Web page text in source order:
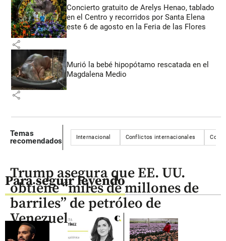
Concierto gratuito de Arelys Henao, tablado
en el Centro y recorridos por Santa Elena
este 6 de agosto en la Feria de las Flores
share
Murió la bebé hipopótamo rescatada en el
Magdalena Medio
share
Temas
recomendados
Internacional Conflictos internacionales
Para seguir leyendo
Trump asegura que EE. UU.
obtiene “miles de millones de
barriles” de petróleo de
Venezuela